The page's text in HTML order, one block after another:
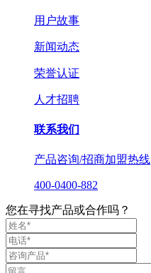
用户故事
新闻动态
荣誉认证
人才招聘
联系我们
产品咨询/招商加盟热线
400-0400-882
您在寻找产品或合作吗？